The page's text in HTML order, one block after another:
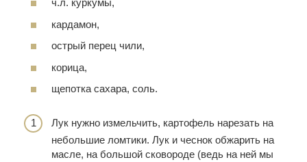
ч.л. куркумы,
кардамон,
острый перец чили,
корица,
щепотка сахара, соль.
Лук нужно измельчить, картофель нарезать на
небольшие ломтики. Лук и чеснок обжарить на
масле, на большой сковороде (ведь на ней мы